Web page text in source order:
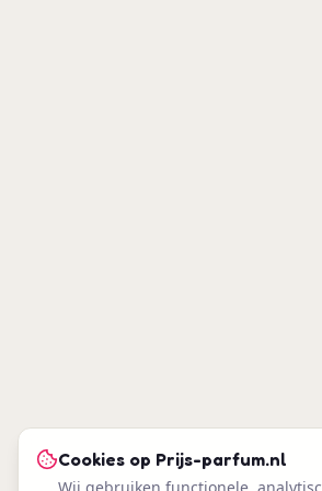
Cookies op Prijs-parfum.nl